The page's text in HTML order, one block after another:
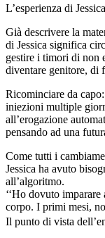
L’esperienza di
Già descrivere la
di Jessica significa
gestire i timori di non
diventare genitore, di
Ricominciare da
iniezioni multiple
all’erogazione
pensando ad una
Come tutti i
Jessica ha avuto
all’algoritmo.
‘‘Ho dovuto
corpo. I primi mesi,
Il punto di vista